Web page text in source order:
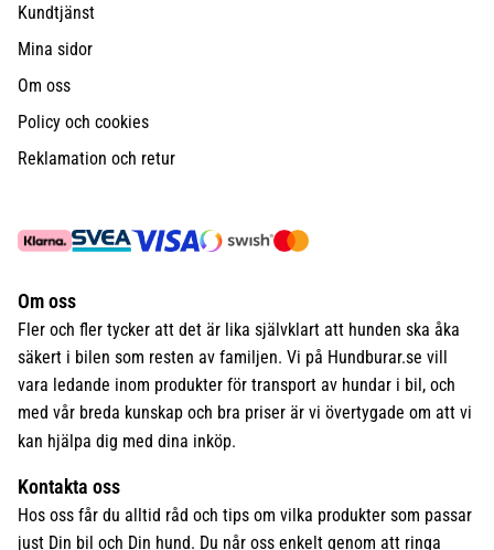
Kundtjänst
Mina sidor
Om oss
Policy och cookies
Reklamation och retur
Om oss
Fler och fler tycker att det är lika självklart att hunden ska åka
säkert i bilen som resten av familjen. Vi på Hundburar.se vill
vara ledande inom produkter för transport av hundar i bil, och
med vår breda kunskap och bra priser är vi övertygade om att vi
kan hjälpa dig med dina inköp.
Kontakta oss
Hos oss får du alltid råd och tips om vilka produkter som passar
just Din bil och Din hund. Du når oss enkelt genom att ringa